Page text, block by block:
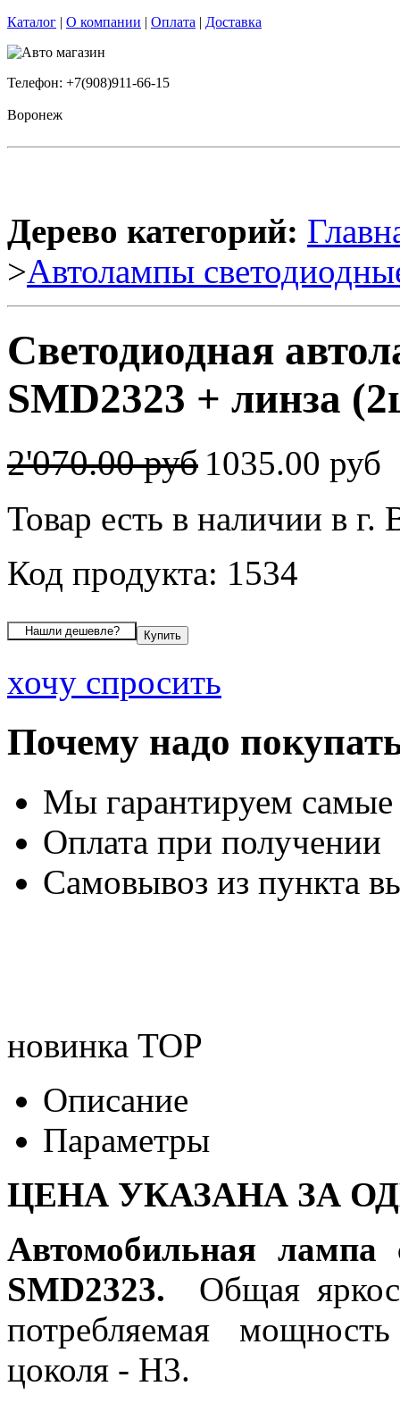
Каталог | О компании | Оплата | Доставка
Телефон: +7(908)911-66-15
Воронеж
Дерево категорий:
>Автолампы
Светодиодная
SMD2323 + линза
2'070.00 руб 1035.00 руб
Товар есть в наличии в г.
Код продукта: 1534
хочу спросить
Почему надо
Мы гарантируем
Оплата при получении
Самовывоз из пункта
новинка TOP
Описание
Параметры
ЦЕНА УКАЗАНА ЗА
Автомобильная
SMD2323.
Общая
потребляемая
цоколя - H3.